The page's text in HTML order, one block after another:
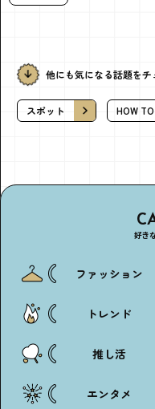
他にも気になる話題をチ
スポット HOW TO
好き
ファッション
トレンド
推し活
エンタメ